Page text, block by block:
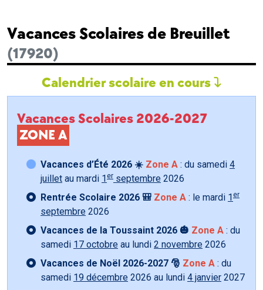
Vacances Scolaires de Breuillet
(17920)
Calendrier scolaire en cours
Vacances Scolaires 2026-2027
ZONE A
Vacances d’Été 2026 ☀️ Zone A : du samedi 4
juillet au mardi 1 er septembre 2026
Rentrée Scolaire 2026 🎒 Zone A : le mardi 1 er
septembre 2026
Vacances de la Toussaint 2026 🎃 Zone A : du
samedi 17 octobre au lundi 2 novembre 2026
Vacances de Noël 2026-2027 🎅 Zone A : du
samedi 19 décembre 2026 au lundi 4 janvier 2027